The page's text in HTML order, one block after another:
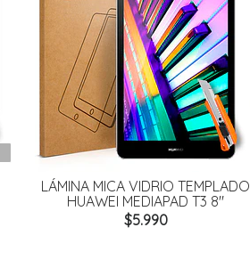
LÁMINA MICA VIDRIO TEMPLADO
HUAWEI MEDIAPAD T3 8"
$5.990